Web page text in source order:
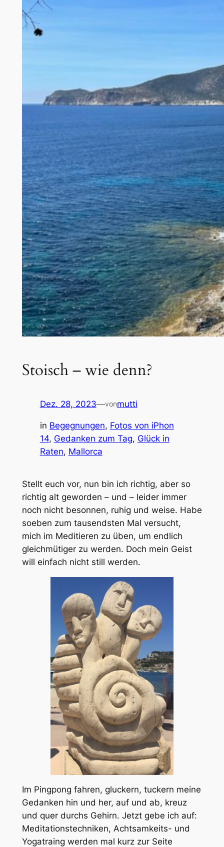
Stoisch – wie denn?
Dez. 28, 2023—vonmutti
in Begegnungen, Fotos von iPhon
14, Gedanken zum Tag, Glück in
Raten, Mallorca
Stellt euch vor, nun bin ich richtig, aber so
richtig alt geworden – und – leider immer
noch nicht besonnen, ruhig und weise. Habe
soeben zum tausendsten Mal versucht,
mich im Meditieren zu üben, um endlich
gleichmütiger zu werden. Doch mein Geist
will einfach nicht still werden.
Im Pingpong fahren, gluckern, tuckern meine
Gedanken hin und her, auf und ab, kreuz
und quer durchs Gehirn. Jetzt gebe ich auf:
Meditationstechniken, Achtsamkeits- und
Yogatraing werden mal kurz zur Seite